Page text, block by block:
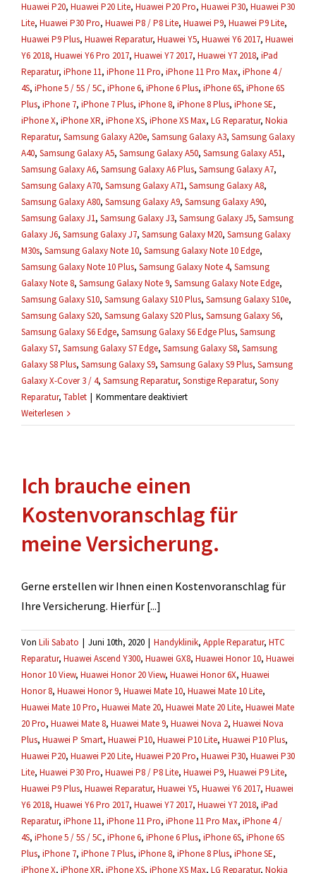
Huawei P20, Huawei P20 Lite, Huawei P20 Pro, Huawei P30, Huawei P30
Lite, Huawei P30 Pro, Huawei P8 / P8 Lite, Huawei P9, Huawei P9 Lite,
Huawei P9 Plus, Huawei Reparatur, Huawei Y5, Huawei Y6 2017, Huawei
Y6 2018, Huawei Y6 Pro 2017, Huawei Y7 2017, Huawei Y7 2018, iPad
Reparatur, iPhone 11, iPhone 11 Pro, iPhone 11 Pro Max, iPhone 4 /
4S, iPhone 5 / 5S / 5C, iPhone 6, iPhone 6 Plus, iPhone 6S, iPhone 6S
Plus, iPhone 7, iPhone 7 Plus, iPhone 8, iPhone 8 Plus, iPhone SE,
iPhone X, iPhone XR, iPhone XS, iPhone XS Max, LG Reparatur, Nokia
Reparatur, Samsung Galaxy A20e, Samsung Galaxy A3, Samsung Galaxy
A40, Samsung Galaxy A5, Samsung Galaxy A50, Samsung Galaxy A51,
Samsung Galaxy A6, Samsung Galaxy A6 Plus, Samsung Galaxy A7,
Samsung Galaxy A70, Samsung Galaxy A71, Samsung Galaxy A8,
Samsung Galaxy A80, Samsung Galaxy A9, Samsung Galaxy A90,
Samsung Galaxy J1, Samsung Galaxy J3, Samsung Galaxy J5, Samsung
Galaxy J6, Samsung Galaxy J7, Samsung Galaxy M20, Samsung Galaxy
M30s, Samsung Galaxy Note 10, Samsung Galaxy Note 10 Edge,
Samsung Galaxy Note 10 Plus, Samsung Galaxy Note 4, Samsung
Galaxy Note 8, Samsung Galaxy Note 9, Samsung Galaxy Note Edge,
Samsung Galaxy S10, Samsung Galaxy S10 Plus, Samsung Galaxy S10e,
Samsung Galaxy S20, Samsung Galaxy S20 Plus, Samsung Galaxy S6,
Samsung Galaxy S6 Edge, Samsung Galaxy S6 Edge Plus, Samsung
Galaxy S7, Samsung Galaxy S7 Edge, Samsung Galaxy S8, Samsung
Galaxy S8 Plus, Samsung Galaxy S9, Samsung Galaxy S9 Plus, Samsung
Galaxy X-Cover 3 / 4, Samsung Reparatur, Sonstige Reparatur, Sony
Reparatur, Tablet | Kommentare deaktiviertfür
Handy
kann
es
trotzdem
repariert
werden?
Weiterlesen
Ich brauche einen
Kostenvoranschlag für
meine Versicherung.
Gerne erstellen wir Ihnen einen Kostenvoranschlag für
Ihre Versicherung. Hierfür [...]
Von Lili Sabato | Juni 10th, 2020 | Handyklinik, Apple Reparatur, HTC
Reparatur, Huawei Ascend Y300, Huawei GX8, Huawei Honor 10, Huawei
Honor 10 View, Huawei Honor 20 View, Huawei Honor 6X, Huawei
Honor 8, Huawei Honor 9, Huawei Mate 10, Huawei Mate 10 Lite,
Huawei Mate 10 Pro, Huawei Mate 20, Huawei Mate 20 Lite, Huawei Mate
20 Pro, Huawei Mate 8, Huawei Mate 9, Huawei Nova 2, Huawei Nova
Plus, Huawei P Smart, Huawei P10, Huawei P10 Lite, Huawei P10 Plus,
Huawei P20, Huawei P20 Lite, Huawei P20 Pro, Huawei P30, Huawei P30
Lite, Huawei P30 Pro, Huawei P8 / P8 Lite, Huawei P9, Huawei P9 Lite,
Huawei P9 Plus, Huawei Reparatur, Huawei Y5, Huawei Y6 2017, Huawei
Y6 2018, Huawei Y6 Pro 2017, Huawei Y7 2017, Huawei Y7 2018, iPad
Reparatur, iPhone 11, iPhone 11 Pro, iPhone 11 Pro Max, iPhone 4 /
4S, iPhone 5 / 5S / 5C, iPhone 6, iPhone 6 Plus, iPhone 6S, iPhone 6S
Plus, iPhone 7, iPhone 7 Plus, iPhone 8, iPhone 8 Plus, iPhone SE,
iPhone X, iPhone XR, iPhone XS, iPhone XS Max, LG Reparatur, Nokia